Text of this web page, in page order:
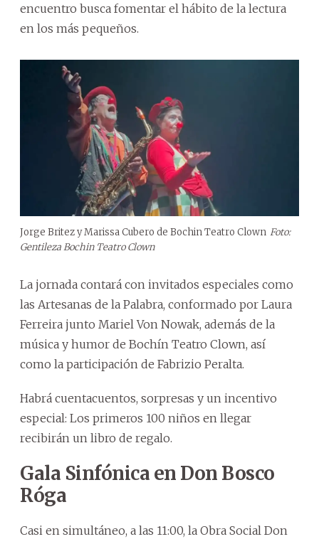
encuentro busca fomentar el hábito de la lectura
en los más pequeños.
Jorge Britez y Marissa Cubero de Bochin Teatro Clown Foto:
Gentileza Bochin Teatro Clown
La jornada contará con invitados especiales como
las Artesanas de la Palabra, conformado por Laura
Ferreira junto Mariel Von Nowak, además de la
música y humor de Bochín Teatro Clown, así
como la participación de Fabrizio Peralta.
Habrá cuentacuentos, sorpresas y un incentivo
especial: Los primeros 100 niños en llegar
recibirán un libro de regalo.
Gala Sinfónica en Don Bosco
Róga
Casi en simultáneo, a las 11:00, la Obra Social Don